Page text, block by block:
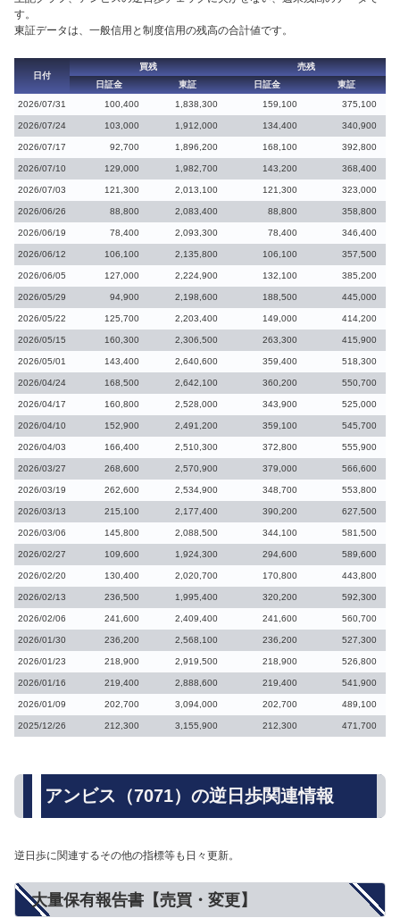
す。
東証データは、一般信用と制度信用の残高の合計値です。
日付
買残
売残
日証金
東証 日証金
東証
2026/07/31
100,400 1,838,300 159,100 375,100
2026/07/24 103,000 1,912,000 134,400 340,900
2026/07/17 92,700 1,896,200 168,100 392,800
2026/07/10 129,000 1,982,700 143,200 368,400
2026/07/03 121,300 2,013,100 121,300 323,000
2026/06/26 88,800 2,083,400 88,800 358,800
2026/06/19 78,400 2,093,300 78,400 346,400
2026/06/12 106,100 2,135,800 106,100 357,500
2026/06/05 127,000 2,224,900 132,100 385,200
2026/05/29 94,900 2,198,600 188,500 445,000
2026/05/22 125,700 2,203,400 149,000 414,200
2026/05/15 160,300 2,306,500 263,300 415,900
2026/05/01 143,400 2,640,600 359,400 518,300
2026/04/24 168,500 2,642,100 360,200 550,700
2026/04/17 160,800 2,528,000 343,900 525,000
2026/04/10 152,900 2,491,200 359,100 545,700
2026/04/03 166,400 2,510,300 372,800 555,900
2026/03/27 268,600 2,570,900 379,000 566,600
2026/03/19 262,600 2,534,900 348,700 553,800
2026/03/13 215,100 2,177,400 390,200 627,500
2026/03/06 145,800 2,088,500 344,100 581,500
2026/02/27 109,600 1,924,300 294,600 589,600
2026/02/20 130,400 2,020,700 170,800 443,800
2026/02/13 236,500 1,995,400 320,200 592,300
2026/02/06 241,600 2,409,400 241,600 560,700
2026/01/30 236,200 2,568,100 236,200 527,300
2026/01/23 218,900 2,919,500 218,900 526,800
2026/01/16 219,400 2,888,600 219,400 541,900
2026/01/09 202,700 3,094,000 202,700 489,100
2025/12/26 212,300 3,155,900 212,300 471,700
アンビス（7071）の逆日歩関連情報
逆日歩に関連するその他の指標等も日々更新。
大量保有報告書【売買・変更】